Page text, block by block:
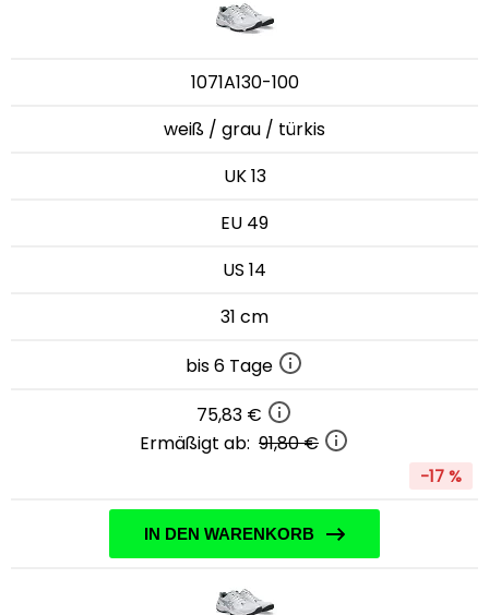
1071A130-100
weiß / grau / türkis
UK 13
EU 49
US 14
31 cm
bis 6 Tage
75,83 €
Ermäßigt ab: 91,80 €
-17 %
IN DEN WARENKORB